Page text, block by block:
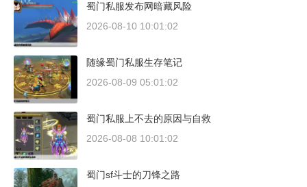
蜀门私服发布网暗藏风险
2026-08-10 10:01:02
随缘蜀门私服生存笔记
2026-08-09 05:01:02
蜀门私服上不去的原因与自救
2026-08-08 10:01:02
蜀门sf斗士的刀锋之路